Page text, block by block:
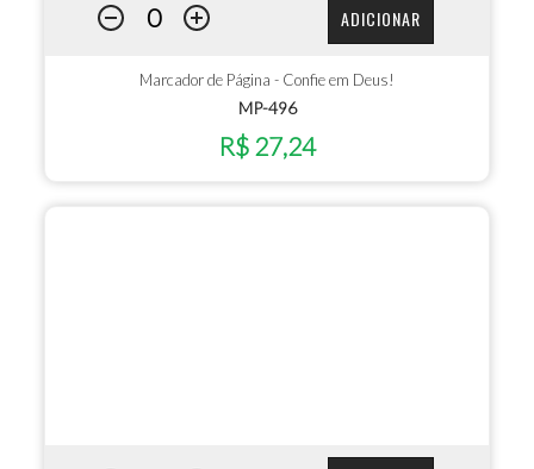
ADICIONAR
Marcador de Página - Confie em Deus!
MP-496
R$ 27,24